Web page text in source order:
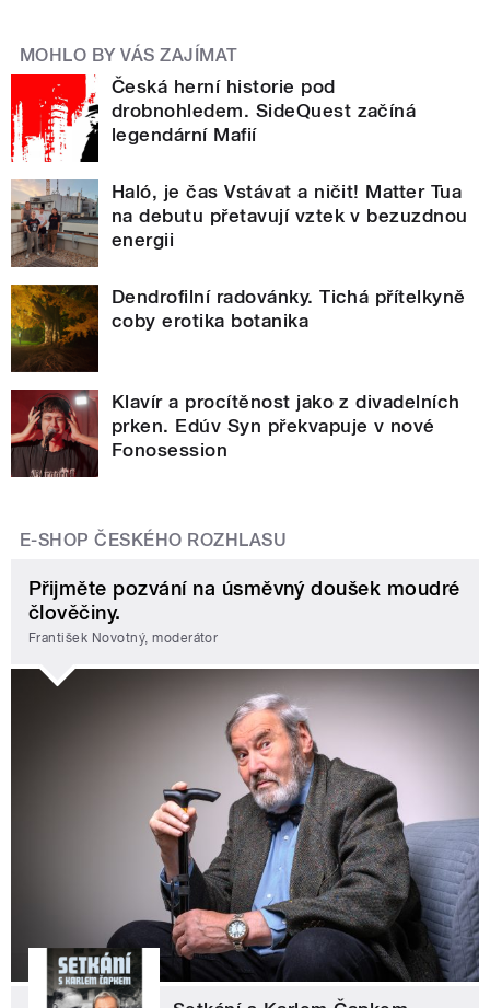
MOHLO BY VÁS ZAJÍMAT
Česká herní historie pod
drobnohledem. SideQuest začíná
legendární Mafií
Haló, je čas Vstávat a ničit! Matter Tua
na debutu přetavují vztek v bezuzdnou
energii
Dendrofilní radovánky. Tichá přítelkyně
coby erotika botanika
Klavír a procítěnost jako z divadelních
prken. Edúv Syn překvapuje v nové
Fonosession
E-SHOP ČESKÉHO ROZHLASU
Přijměte pozvání na úsměvný doušek moudré
člověčiny.
František Novotný, moderátor